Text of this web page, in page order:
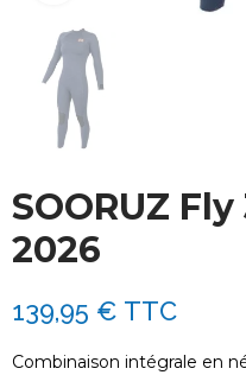
SOORUZ
2026
139,95 € TTC
Combinaison intégrale en